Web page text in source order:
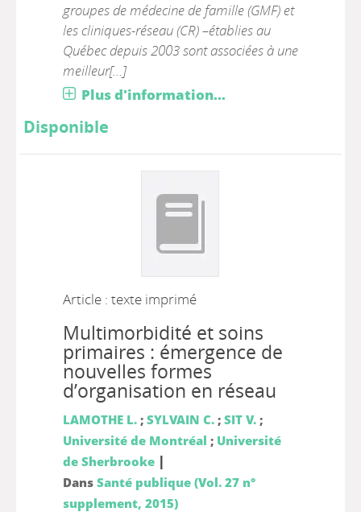
groupes de médecine de famille (GMF) et
les cliniques-réseau (CR) –établies au
Québec depuis 2003 sont associées à une
meilleur[...]
Plus d'information...
Disponible
Article : texte imprimé
Multimorbidité et soins
primaires : émergence de
nouvelles formes
d’organisation en réseau
LAMOTHE L.; SYLVAIN C.; SIT V.;
Université de Montréal ; Université
de Sherbrooke |
Dans Santé publique (Vol. 27 n°
supplement, 2015)